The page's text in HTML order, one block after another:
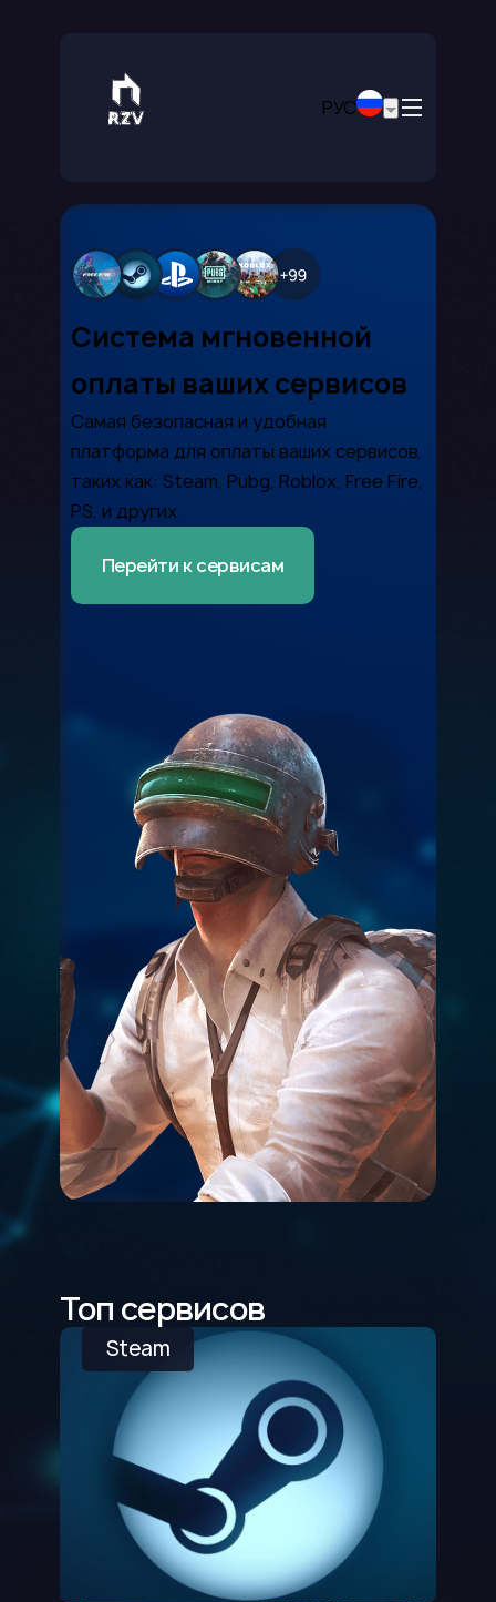
РУС
Система мгновенной
оплаты ваших сервисов
Самая безопасная и удобная
платформа для оплаты ваших сервисов,
таких как: Steam, Pubg, Roblox, Free Fire,
PS, и других
Перейти к сервисам
Топ сервисов
Steam